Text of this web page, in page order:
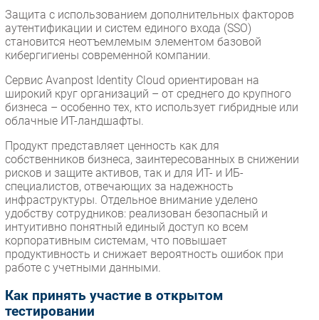
Защита с использованием дополнительных факторов
аутентификации и систем единого входа (SSO)
становится неотъемлемым элементом базовой
кибергигиены современной компании.
Сервис Avanpost Identity Cloud ориентирован на
широкий круг организаций – от среднего до крупного
бизнеса – особенно тех, кто использует гибридные или
облачные ИТ-ландшафты.
Продукт представляет ценность как для
собственников бизнеса, заинтересованных в снижении
рисков и защите активов, так и для ИТ- и ИБ-
специалистов, отвечающих за надежность
инфраструктуры. Отдельное внимание уделено
удобству сотрудников: реализован безопасный и
интуитивно понятный единый доступ ко всем
корпоративным системам, что повышает
продуктивность и снижает вероятность ошибок при
работе с учетными данными.
Как принять участие в открытом
тестировании